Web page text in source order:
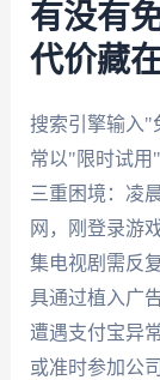
有没有
代价藏
搜索引擎输入"
常以"限时试用
三重困境：凌
网，刚登录游
集电视剧需反
具通过植入广
遭遇支付宝异
或准时参加公